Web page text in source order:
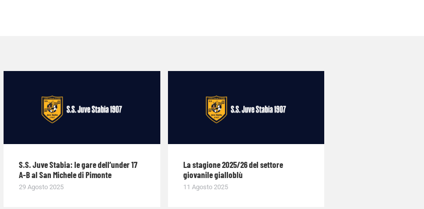
S.S. Juve Stabia: le gare dell’under 17
A-B al San Michele di Pimonte
29 Agosto 2025
La stagione 2025/26 del settore
giovanile gialloblù
11 Agosto 2025